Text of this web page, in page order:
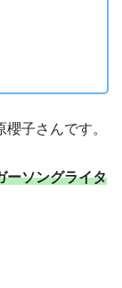
子さんです。
ーソングライタ